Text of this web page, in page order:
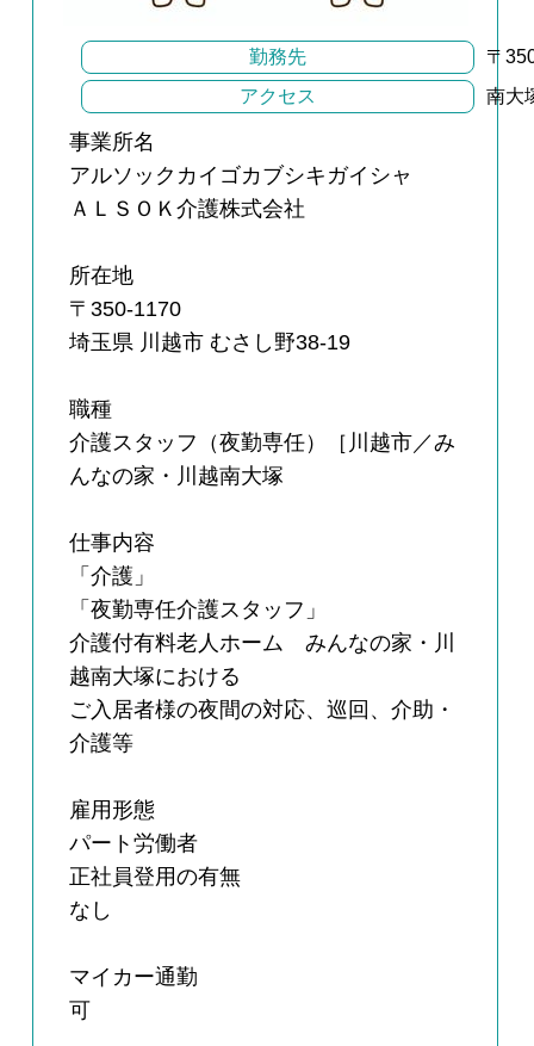
勤務先
〒
アクセス
南大
事業所名
アルソックカイゴカブシキガイシャ
ＡＬＳＯＫ介護株式会社
所在地
〒350-1170
埼玉県 川越市 むさし野38-19
職種
介護スタッフ（夜勤専任）［川越市／み
んなの家・川越南大塚
仕事内容
「介護」
「夜勤専任介護スタッフ」
介護付有料老人ホーム みんなの家・川
越南大塚における
ご入居者様の夜間の対応、巡回、介助・
介護等
雇用形態
パート労働者
正社員登用の有無
なし
マイカー通勤
可